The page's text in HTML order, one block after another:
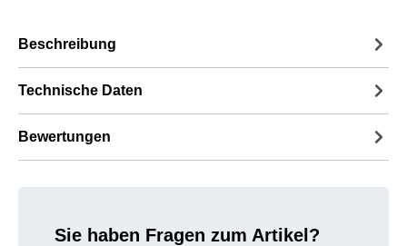
Beschreibung
Technische Daten
Bewertungen
Sie haben Fragen zum Artikel?